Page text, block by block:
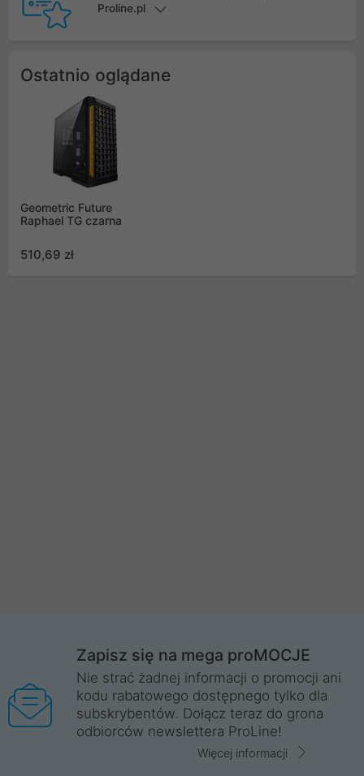
Proline.pl
Ostatnio oglądane
Geometric Future
Raphael TG czarna
510,69 zł
Zapisz się na mega proMOCJE
Nie strać żadnej informacji o promocji ani
kodu rabatowego dostępnego tylko dla
subskrybentów. Dołącz teraz do grona
odbiorców newslettera ProLine!
Więcej informacji